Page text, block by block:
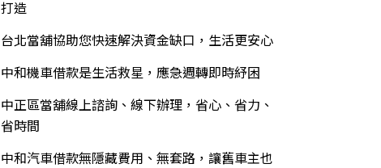
打造
台北當舖協助您快速解決資金缺口，生活更安心
中和機車借款是生活救星，應急週轉即時紓困
中正區當舖線上諮詢、線下辦理，省心、省力、
省時間
中和汽車借款無隱藏費用、無套路，讓舊車主也